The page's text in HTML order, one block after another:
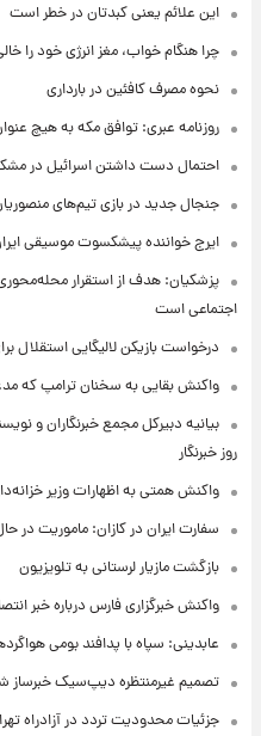
این علائم یعنی کبدتان در خطر است
چرا هنگام خواب، مغز انرژی خود را
نحوه مصرف کافئین در بارداری
روزنامه عبری: توافق مکه به هیچ
احتمال دست داشتن اسرائیل در
جنجال جدید در بازی تیم‌های
ایرج خواننده پیشکسوت موسیقی
پزشکیان: هدف از استقرار
اجتماعی است
درخواست بازیکن لالیگایی
واکنش بقایی به سخنان ترامپ که
بیانیه دبیرکل مجمع خبرنگاران و
روز خبرنگار
واکنش همتی به اظهارات وزیر
سفارت ایران در کازان: ماموریت در
بازگشت مازیار لرستانی به تلویزیون
واکنش خبرگزاری فارس درباره خبر
عابدینی: سپاه با پدافند بومی
تصمیم غیرمنتظره دیپ‌سیک خبرساز
جزئیات محدودیت تردد در آزادراه